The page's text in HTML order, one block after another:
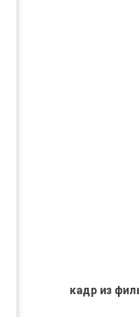
кадр из